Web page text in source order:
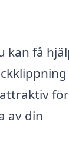
kan få
för
av din